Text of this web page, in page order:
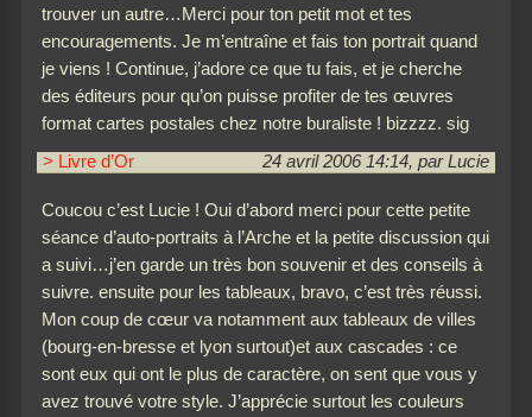
trouver un autre…Merci pour ton petit mot et tes
encouragements. Je m’entraîne et fais ton portrait quand
je viens ! Continue, j’adore ce que tu fais, et je cherche
des éditeurs pour qu’on puisse profiter de tes œuvres
format cartes postales chez notre buraliste ! bizzzz. sig
> Livre d’Or 24 avril 2006 14:14, par Lucie
Coucou c’est Lucie ! Oui d’abord merci pour cette petite
séance d’auto-portraits à l’Arche et la petite discussion qui
a suivi…j’en garde un très bon souvenir et des conseils à
suivre. ensuite pour les tableaux, bravo, c’est très réussi.
Mon coup de cœur va notamment aux tableaux de villes
(bourg-en-bresse et lyon surtout)et aux cascades : ce
sont eux qui ont le plus de caractère, on sent que vous y
avez trouvé votre style. J’apprécie surtout les couleurs